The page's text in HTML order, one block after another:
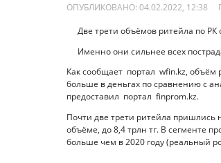
ОПУБЛИКОВАНО: 04.02.2022, 12:38
Две трети объёмов ритейла по
Именно они сильнее всех
Как сообщает портал wfin.kz, объём
больше в деньгах по сравнению с
предоставил портал finprom.kz.
Почти две трети ритейла пришлись
объёме, до 8,4 трлн тг. В сегменте
больше чем в 2020 году (реальный